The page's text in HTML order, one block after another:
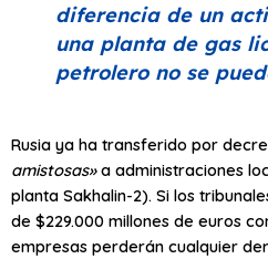
diferencia de un
una planta de gas
petrolero no se
Rusia ya ha transferido por
amistosas»a administraciones
planta Sakhalin-2). Si los
de $229.000 millones de euros
empresas perderán cualquier